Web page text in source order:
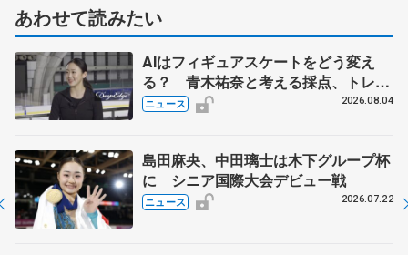
あわせて読みたい
AIはフィギュアスケートをどう変え
る？ 青木祐奈と考える採点、トレー
ニングの未来
ニュース 2026.08.04
島田麻央、中田璃士は木下グループ杯
に シニア国際大会デビュー戦
ニュース 2026.07.22